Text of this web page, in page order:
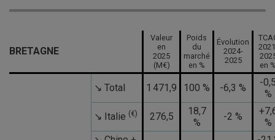
BRETAGNE
Valeur
en
2025
(M€)
Poids
du
marché
en %
Évolution
2024-
2025
en
↘ Total 1 471,9 100 % -6,3 %
-
%
↘ Italie (€) 276,5
18,7
%
-2 %
%